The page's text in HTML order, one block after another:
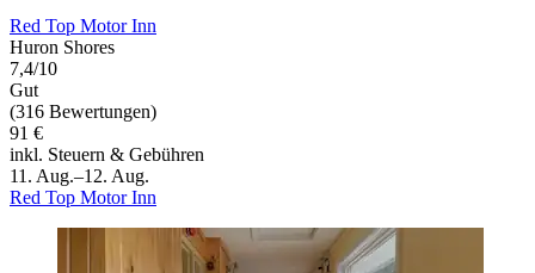
Red Top Motor Inn
Huron Shores
7,4/10
Gut
(316 Bewertungen)
91 €
inkl. Steuern & Gebühren
11. Aug.–12. Aug.
Red Top Motor Inn